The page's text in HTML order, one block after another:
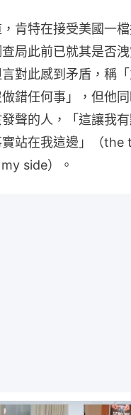
，肯特在接受美國一
局此前已就其是否
對此感到矛盾，稱
錯任何事」，但他
聲的人，「這讓我
實站在我這邊」（
side）。